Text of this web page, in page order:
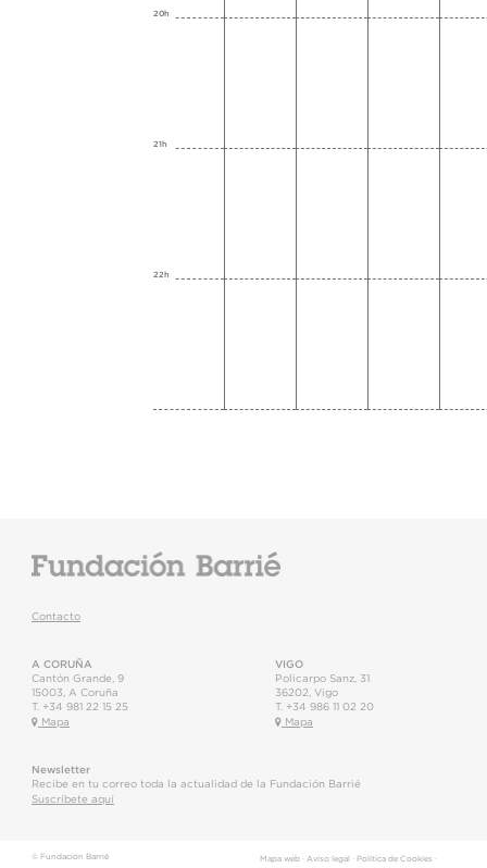
20h
21h
22h
Contacto
A CORUÑA
Cantón Grande, 9
15003
A Coruña
T. +34 981 22 15 25
Mapa
VIGO
Policarpo Sanz, 31
36202 Vigo
T. +34 986 11 02 20
Mapa
Newsletter
Recibe en tu correo toda la actualidad de la Fundación Barrié
Suscríbete aquí
© Fundación Barrié Mapa web· Aviso legal · Política de Cookies ·